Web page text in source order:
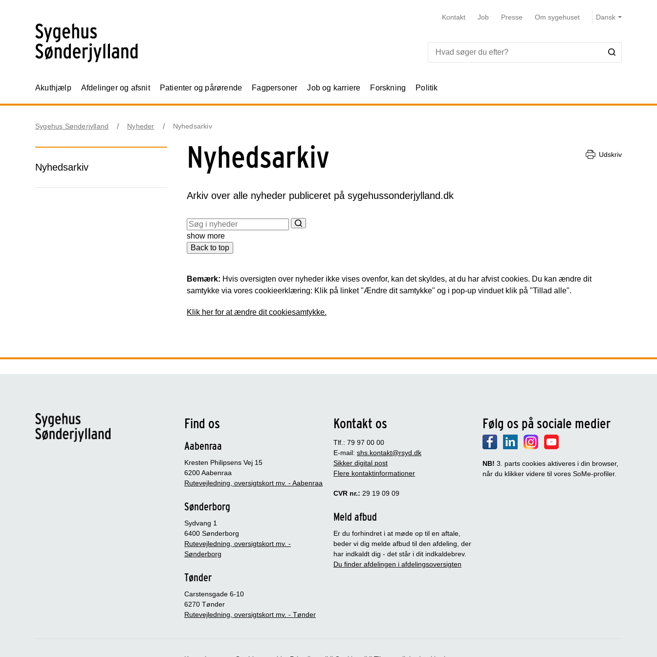
Kontakt Job Presse Om sygehuset
Akuthjælp Afdelinger og afsnit Patienter og pårørende Fagpersoner Job og karriere Forskning Politik
Sygehus Sønderjylland Nyheder Nyhedsarkiv
Nyhedsarkiv Nyhedsarkiv Udskriv
Arkiv over alle nyheder publiceret på sygehussonderjylland.dk
show more
Back to top
Bemærk: Hvis oversigten over nyheder ikke vises ovenfor, kan det skyldes, at du har afvist cookies. Du kan ændre dit
samtykke via vores cookieerklæring: Klik på linket "Ændre dit samtykke" og i pop-up vinduet klik på "Tillad alle".
Klik her for at ændre dit cookiesamtykke.
Find os
Aabenraa
Kresten Philipsens Vej 15
6200 Aabenraa
Rutevejledning, oversigtskort mv. - Aabenraa
Sønderborg
Sydvang 1
6400 Sønderborg
Rutevejledning, oversigtskort mv. -
Sønderborg
Tønder
Carstensgade 6-10
6270 Tønder
Rutevejledning, oversigtskort mv. - Tønder
Kontakt os
Tlf.: 79 97 00 00
E-mail: shs.kontakt@rsyd.dk
Sikker digital post
Flere kontaktinformationer
CVR nr.: 29 19 09 09
Meld afbud
Er du forhindret i at møde op til en aftale,
beder vi dig melde afbud til den afdeling, der
har indkaldt dig - det står i dit indkaldebrev.
Du finder afdelingen i afdelingsoversigten
Følg os på sociale medier
NB! 3. parts cookies aktiveres i din browser,
når du klikker videre til vores SoMe-profiler.